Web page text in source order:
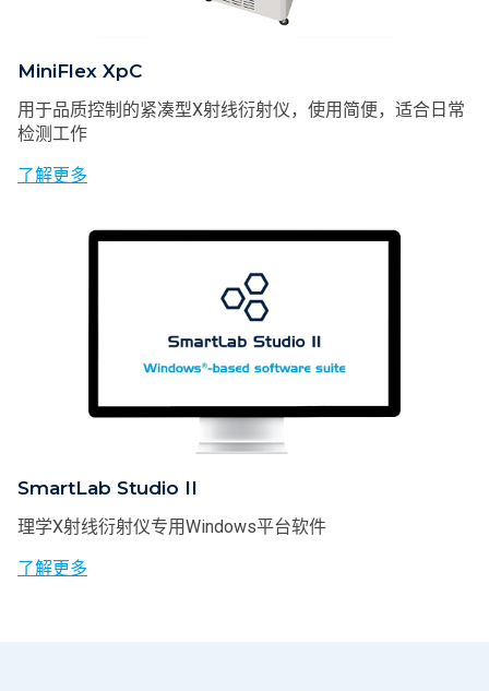
MiniFlex XpC
用于品质控制的紧凑型X射线衍射仪，使用简便，适合日常
检测工作
了解更多
SmartLab Studio II
理学X射线衍射仪专用Windows平台软件
了解更多